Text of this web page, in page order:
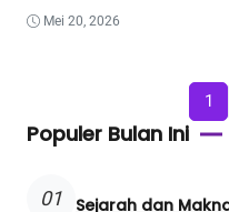
Mei 20, 2026
1
Populer Bulan Ini
01
Sejarah dan